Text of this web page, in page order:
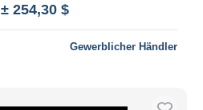
± 254,30 $
Gewerblicher Händler